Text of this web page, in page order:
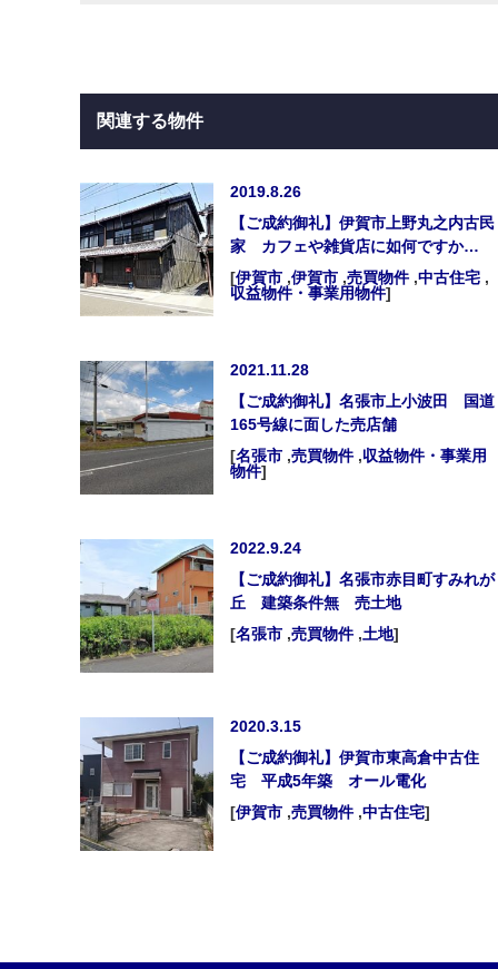
関連する物件
2019.8.26
【ご成約御礼】伊賀市上野丸之内古民
家 カフェや雑貨店に如何ですか…
[伊賀市 ,伊賀市 ,売買物件,中古住宅 ,
収益物件・事業用物件]
2021.11.28
【ご成約御礼】名張市上小波田 国道
165号線に面した売店舗
[名張市 ,売買物件,収益物件・事業用
物件]
2022.9.24
【ご成約御礼】名張市赤目町すみれが
丘 建築条件無 売土地
[名張市 ,売買物件,土地]
2020.3.15
【ご成約御礼】伊賀市東高倉中古住
宅 平成5年築 オール電化
[伊賀市 ,売買物件,中古住宅]